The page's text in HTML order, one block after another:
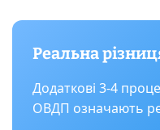
Реальна
Додаткові 3-4
ОВДП означають